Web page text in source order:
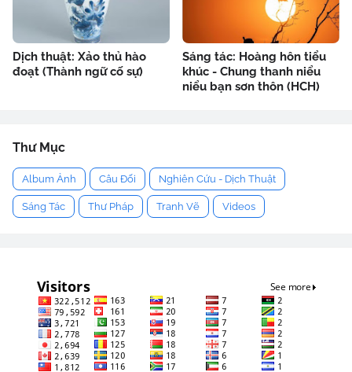
Dịch thuật: Xảo thủ hào
đoạt (Thành ngữ cố sự)
Sáng tác: Hoàng hôn tiểu
khúc - Chung thanh niểu
niểu bạn sơn thôn (HCH)
Thư Mục
Album Ảnh Câu Đối Nghiên Cứu - Dịch Thuật
Sáng Tác Thư Pháp Tranh Vẽ Videos